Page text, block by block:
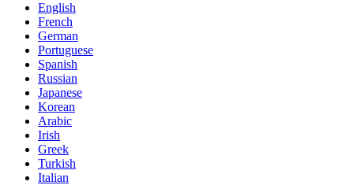
English
French
German
Portuguese
Spanish
Russian
Japanese
Korean
Arabic
Irish
Greek
Turkish
Italian